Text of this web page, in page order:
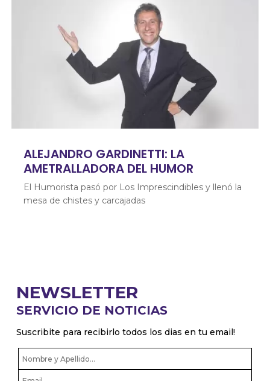
ALEJANDRO GARDINETTI: LA
AMETRALLADORA DEL HUMOR
El Humorista pasó por Los Imprescindibles y llenó la
mesa de chistes y carcajadas
NEWSLETTER
SERVICIO DE NOTICIAS
Suscribite para recibirlo todos los dias en tu email!